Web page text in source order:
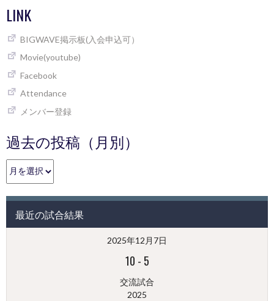
LINK
BIGWAVE掲示板(入会申込可）
Movie(youtube)
Facebook
Attendance
メンバー登録
過去の投稿（月別）
過
去
投
（月
最近の試合結果
2025年12月7日
10 - 5
交流試合
2025